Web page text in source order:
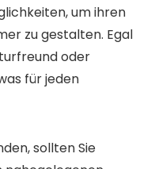
um ihren
zu gestalten. Egal
oder
für jeden
sollten Sie